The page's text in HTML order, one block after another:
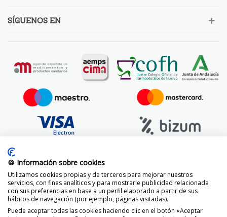
SÍGUENOS EN
🍪 Información sobre cookies
Utilizamos cookies propias y de terceros para mejorar nuestros
servicios, con fines analíticos y para mostrarle publicidad relacionada
con sus preferencias en base a un perfil elaborado a partir de sus
hábitos de navegación (por ejemplo, páginas visitadas).
Puede aceptar todas las cookies haciendo clic en el botón «Aceptar